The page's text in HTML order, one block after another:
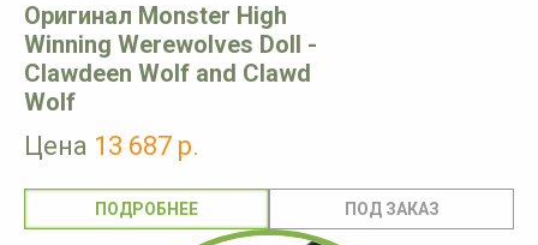
Оригинал Monster High
Winning Werewolves Doll -
Clawdeen Wolf and Clawd
Wolf
Цена 13 687 р.
ПОДРОБНЕЕ